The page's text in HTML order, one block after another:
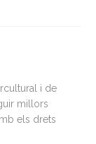
i de
millors
els drets